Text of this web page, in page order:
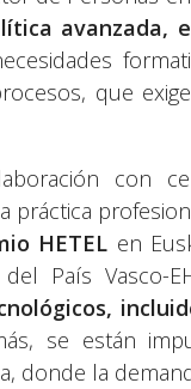
avanzada,
que
con
práctica
HETEL en
País Vasco-
se están
donde la